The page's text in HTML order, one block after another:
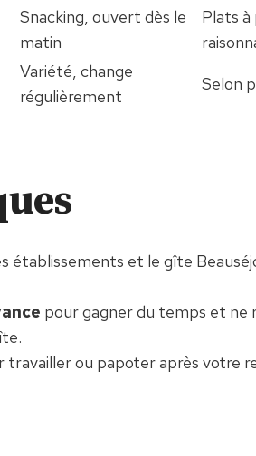
Snacking, ouvert dès le
matin
Plats à
Variété, change
régulièrement
Selon
établissements et le gîte
pour gagner du temps et ne
travailler ou papoter après votre